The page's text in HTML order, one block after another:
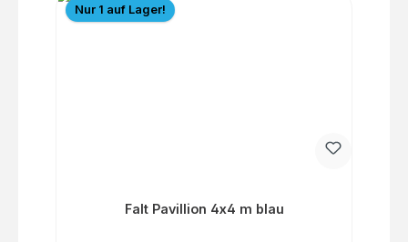
Nur 1 auf Lager!
Falt Pavillion 4x4 m blau